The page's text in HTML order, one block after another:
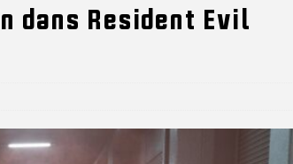
dans Resident Evil